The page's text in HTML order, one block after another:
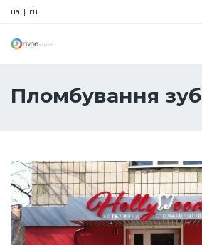
ua | ru
Пломбування